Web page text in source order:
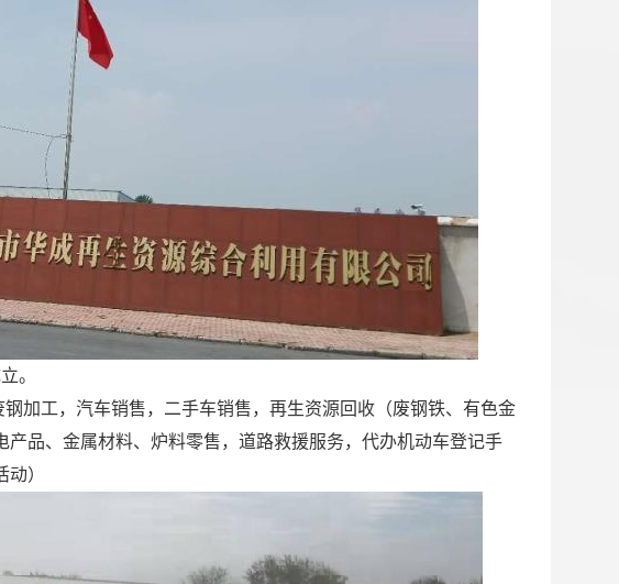
。
加工，汽车销售，二手车销售，再生资源回收（废钢铁、有色金
品、金属材料、炉料零售，道路救援服务，代办机动车登记手
）